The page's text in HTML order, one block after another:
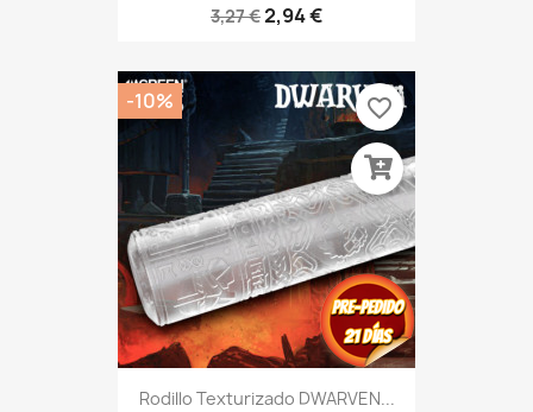
3,27 €2,94 €
Rodillo Texturizado DWARVEN...
-10% favorite_border